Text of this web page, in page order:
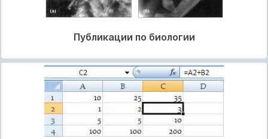
Публикации по биологии